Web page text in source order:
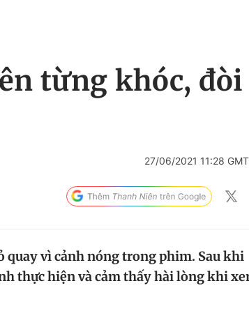
từng khóc,
27/06/2021 11:28
quay vì cảnh nóng trong phim. Sau khi
thực hiện và cảm thấy hài lòng khi